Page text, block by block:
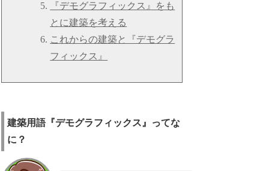
『デモグラフィックス』をも
とに建築を考える
これからの建築と『デモグラ
フィックス』
建築用語『デモグラフィックス』ってな
に？